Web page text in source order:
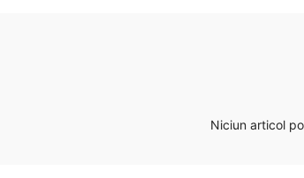
Niciun articol